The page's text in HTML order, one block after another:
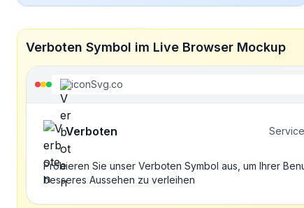
Verboten Symbol im Live Browser Mockup
iconSvg.co
Verboten
Probieren Sie unser Verboten Symbol aus, um Ihrer
besseres Aussehen zu verleihen